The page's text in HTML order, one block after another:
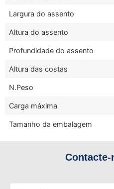
Largura do assento
Altura do assento
Profundidade do assento
Altura das costas
N.Peso
Carga máxima
Tamanho da embalagem
Contacte-